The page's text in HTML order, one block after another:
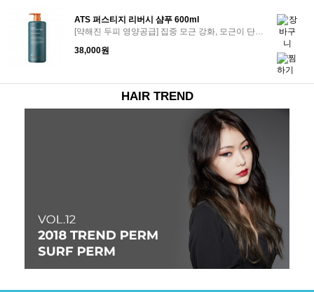
ATS 퍼스티지 리버시 샴푸 600ml
[약해진 두피 영양공급] 집중 모근 강화, 모근이 단단해지며 모발 탄력과 볼륨 개선
38,000원
HAIR TREND